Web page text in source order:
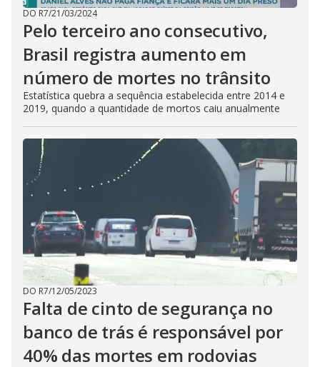
DO R7/21/03/2024
Pelo terceiro ano consecutivo,
Brasil registra aumento em
número de mortes no trânsito
Estatística quebra a sequência estabelecida entre 2014 e
2019, quando a quantidade de mortos caiu anualmente
DO R7/12/05/2023
Falta de cinto de segurança no
banco de trás é responsável por
40% das mortes em rodovias